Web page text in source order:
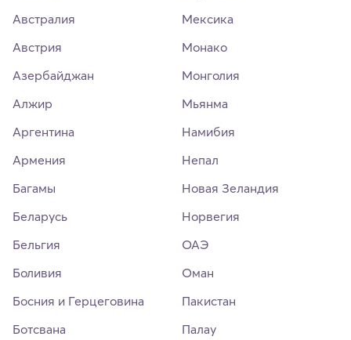
Австралия
Австрия
Азербайджан
Алжир
Аргентина
Армения
Багамы
Беларусь
Бельгия
Боливия
Босния и Герцеговина
Ботсвана
Мексика
Монако
Монголия
Мьянма
Намибия
Непал
Новая Зеландия
Норвегия
ОАЭ
Оман
Пакистан
Палау